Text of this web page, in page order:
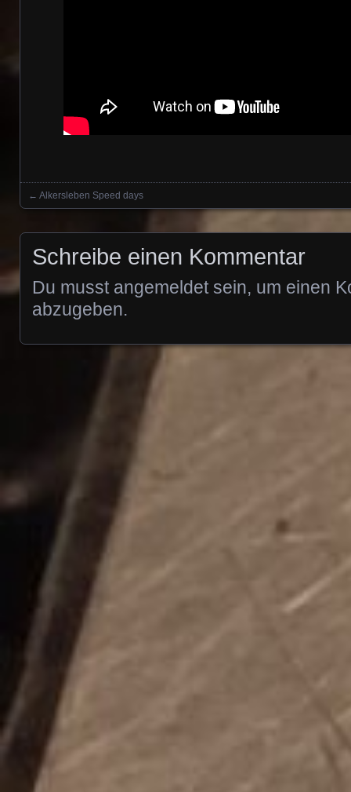
Posts navigation
← Alkersleben Speed days
Schreibe einen Kommentar
Du musst angemeldetsein, um einen
abzugeben.